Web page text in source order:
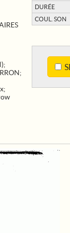
DURÉE
COUL. SON
;
;
;